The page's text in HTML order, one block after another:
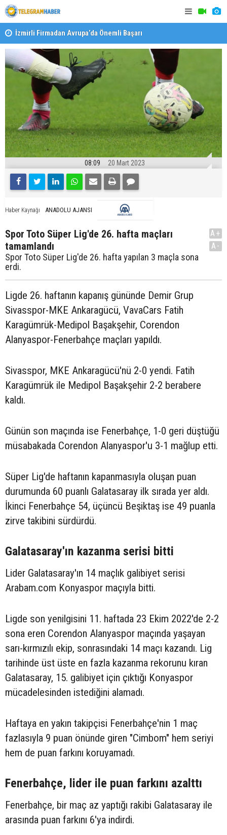
İzmirli Firmadan Avrupa’da Önemli Başarı
Devlet
08:09 20 Mart 2023
Haber Kaynağı ANADOLU AJANSI
Spor Toto Süper Lig'de 26. hafta maçları
tamamlandı
Spor Toto Süper Lig'de 26. hafta yapılan 3 maçla sona
erdi.
A+
A-
Ligde 26. haftanın kapanış gününde Demir Grup
Sivasspor-MKE Ankaragücü, VavaCars Fatih
Karagümrük-Medipol Başakşehir, Corendon
Alanyaspor-Fenerbahçe maçları yapıldı.
Sivasspor, MKE Ankaragücü'nü 2-0 yendi. Fatih
Karagümrük ile Medipol Başakşehir 2-2 berabere
kaldı.
Günün son maçında ise Fenerbahçe, 1-0 geri düştüğü
müsabakada Corendon Alanyaspor'u 3-1 mağlup etti.
Süper Lig'de haftanın kapanmasıyla oluşan puan
durumunda 60 puanlı Galatasaray ilk sırada yer aldı.
İkinci Fenerbahçe 54, üçüncü Beşiktaş ise 49 puanla
zirve takibini sürdürdü.
Galatasaray'ın kazanma serisi bitti
Lider Galatasaray'ın 14 maçlık galibiyet serisi
Arabam.com Konyaspor maçıyla bitti.
Ligde son yenilgisini 11. haftada 23 Ekim 2022'de 2-2
sona eren Corendon Alanyaspor maçında yaşayan
sarı-kırmızılı ekip, sonrasındaki 14 maçı kazandı. Lig
tarihinde üst üste en fazla kazanma rekorunu kıran
Galatasaray, 15. galibiyet için çıktığı Konyaspor
mücadelesinden istediğini alamadı.
Haftaya en yakın takipçisi Fenerbahçe'nin 1 maç
fazlasıyla 9 puan önünde giren "Cimbom" hem seriyi
hem de puan farkını koruyamadı.
Fenerbahçe, lider ile puan farkını azalttı
Fenerbahçe, bir maç az yaptığı rakibi Galatasaray ile
arasında puan farkını 6'ya indirdi.